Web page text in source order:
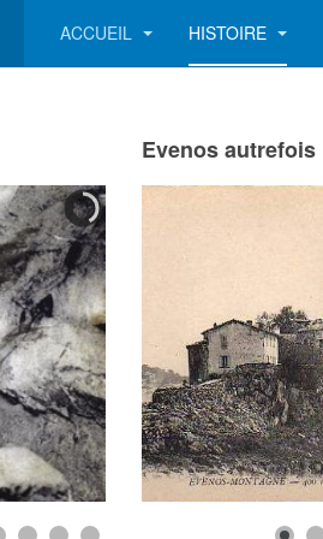
ACCUEIL HISTOIRE
Evenos autrefois